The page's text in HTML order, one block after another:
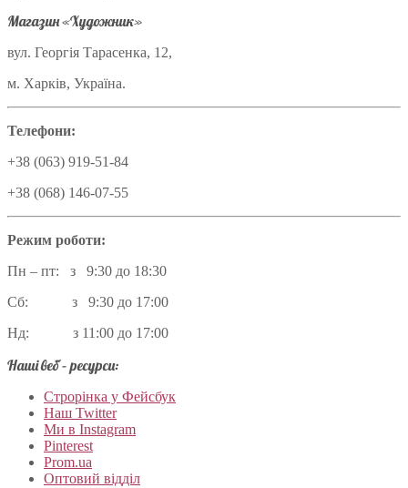
Магазин «Художник»
вул. Георгія Тарасенка, 12,
м. Харків, Україна.
Телефони:
+38 (063) 919-51-84
+38 (068) 146-07-55
Режим роботи:
Пн – пт: з 9:30 до 18:30
Сб: з 9:30 до 17:00
Нд: з 11:00 до 17:00
Наші веб – ресурси:
Строрінка у Фейсбук
Наш Twitter
Ми в Instagram
Pinterest
Prom.ua
Оптовий відділ